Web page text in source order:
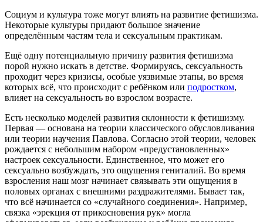
Социум и культура тоже могут влиять на развитие фетишизма.
Некоторые культуры придают большое значение
определённым частям тела и сексуальным практикам.
Ещё одну потенциальную причину развития фетишизма
порой нужно искать в детстве. Формируясь, сексуальность
проходит через кризисы, особые уязвимые этапы, во время
которых всё, что происходит с ребёнком или подростком,
влияет на сексуальность во взрослом возрасте.
Есть несколько моделей развития склонности к фетишизму.
Первая — основана на теории классического обусловливания
или теории научения Павлова. Согласно этой теории, человек
рождается с небольшим набором «предустановленных»
настроек сексуальности. Единственное, что может его
сексуально возбуждать, это ощущения гениталий. Во время
взросления наш мозг начинает связывать эти ощущения в
половых органах с внешними раздражителями. Бывает так,
что всё начинается со «случайного соединения». Например,
связка «эрекция от прикосновения рук» могла